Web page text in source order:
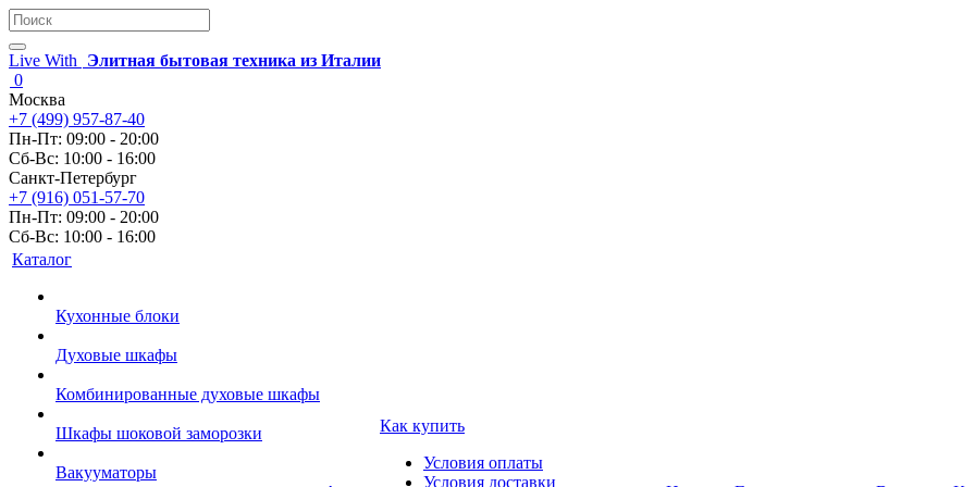
Live With
Элитная бытовая техника из Италии
0
Москва
+7 (499) 957-87-40
Пн-Пт: 09:00 - 20:00
Сб-Вс: 10:00 - 16:00
Санкт-Петербург
+7 (916) 051-57-70
Пн-Пт: 09:00 - 20:00
Сб-Вс: 10:00 - 16:00
Каталог
Кухонные блоки
Духовые шкафы
Комбинированные духовые шкафы
Шкафы шоковой заморозки
Вакууматоры
Как купить
Условия оплаты
Условия доставки